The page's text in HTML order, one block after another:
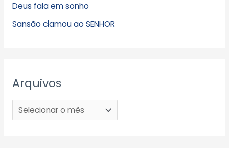
Deus fala em sonho
Sansão clamou ao SENHOR
Arquivos